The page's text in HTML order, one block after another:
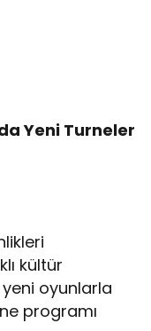
Yeni Turneler
kültür
oyunlarla
programı